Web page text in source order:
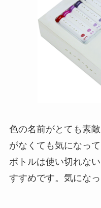
色の名前がとても素
がなくても気になっ
ボトルは使い切れな
すすめです。気になっ